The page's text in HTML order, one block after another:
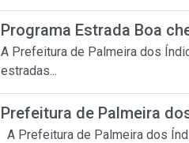
Programa Estrada Boa
A Prefeitura de Palmeira dos
estradas...
Prefeitura de Palmeira
A Prefeitura de Palmeira dos